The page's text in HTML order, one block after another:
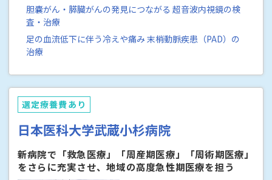
胆嚢がん・膵臓がんの発見につながる 超音波内視鏡の検
査・治療
足の血流低下に伴う冷えや痛み 末梢動脈疾患（PAD）の
治療
選定療養費あり
日本医科大学武蔵小杉病院
新病院で「救急医療」「周産期医療」「周術期医療」
をさらに充実させ、地域の高度急性期医療を担う